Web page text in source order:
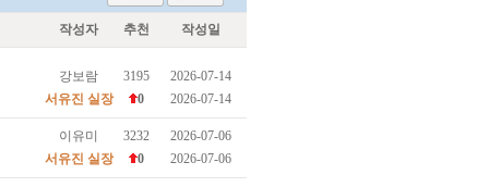
작성자 추천 작성일
강보람 3195
2026-07-14
서유진 실장
0 2026-07-14
이유미 3232
2026-07-06
서유진 실장
0 2026-07-06